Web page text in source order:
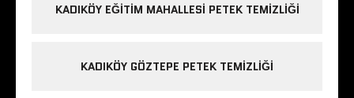
KADIKÖY EĞITIM MAHALLESI PETEK TEMIZLIĞI
KADIKÖY GÖZTEPE PETEK TEMIZLIĞI